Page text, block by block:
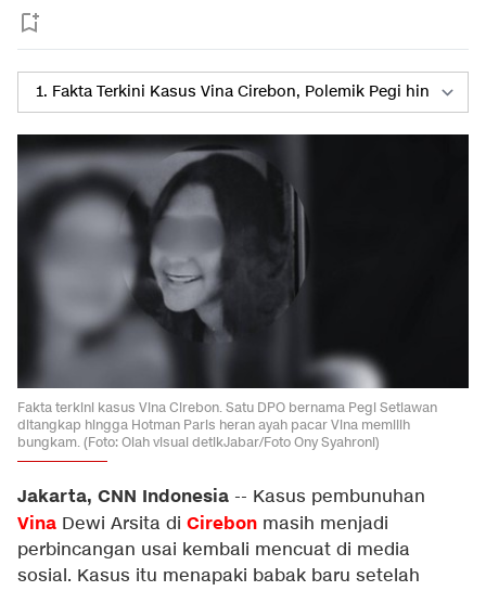
Fakta terkini kasus Vina Cirebon. Satu DPO bernama Pegi Setiawan
ditangkap hingga Hotman Paris heran ayah pacar Vina memilih
bungkam. (Foto: Olah visual detikJabar/Foto Ony Syahroni)
Jakarta, CNN Indonesia -- Kasus pembunuhan
Vina Dewi Arsita di Cirebon masih menjadi
perbincangan usai kembali mencuat di media
sosial. Kasus itu menapaki babak baru setelah